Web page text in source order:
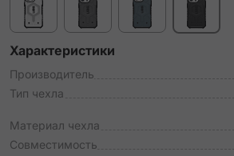
Характеристики
Производитель
Тип чехла
Материал чехла
Совместимость